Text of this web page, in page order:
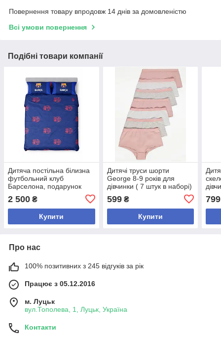
Повернення товару впродовж 14 днів за домовленістю
Всі умови повернення
Подібні товари компанії
Дитяча постільна білизна
футбольний клуб
Барселона, подарунок
2 500 ₴
Купити
Дитячі труси шорти
George 8-9 років для
дівчинки ( 7 штук в наборі)
599₴
Купити
799
Про нас
100% позитивних з 245 відгуків за рік
Працює з 05.12.2016
м. Луцьк
вул.Тополева, 1, Луцьк, Україна
Контакти